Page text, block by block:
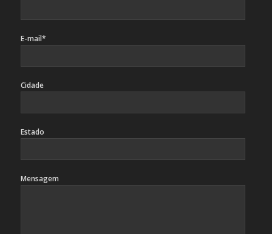
E-mail*
Cidade
Estado
Mensagem